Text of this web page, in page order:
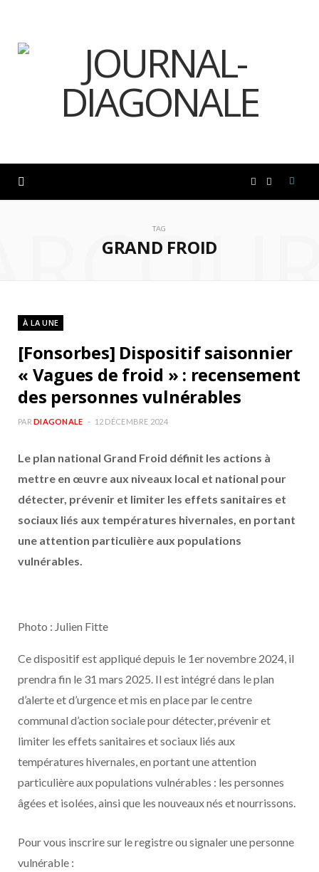
o g
TAG
GRAND FROID
À LA UNE
[Fonsorbes] Dispositif saisonnier
« Vagues de froid » : recensement
des personnes vulnérables
PAR DIAGONALE 12 DÉCEMBRE 2024
Le plan national Grand Froid définit les actions à
mettre en œuvre aux niveaux local et national pour
détecter, prévenir et limiter les effets sanitaires et
sociaux liés aux températures hivernales, en portant
une attention particulière aux populations
vulnérables.
Photo : Julien Fitte
Ce dispositif est appliqué depuis le 1er novembre 2024, il
prendra fin le 31 mars 2025. Il est intégré dans le plan
d’alerte et d’urgence et mis en place par le centre
communal d’action sociale pour détecter, prévenir et
limiter les effets sanitaires et sociaux liés aux
températures hivernales, en portant une attention
particulière aux populations vulnérables : les personnes
âgées et isolées, ainsi que les nouveaux nés et nourrissons.
Pour vous inscrire sur le registre ou signaler une personne
vulnérable :